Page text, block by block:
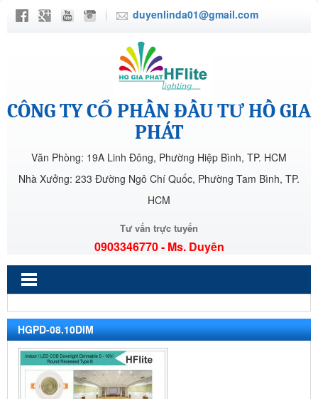
duyenlinda01@gmail.com
CÔNG TY CỔ PHẦN ĐẦU TƯ HỒ GIA
PHÁT
Văn Phòng: 19A Linh Đông, Phường Hiệp Bình, TP. HCM
Nhà Xưởng: 233 Đường Ngô Chí Quốc, Phường Tam Bình, TP.
HCM
Tư vấn trực tuyến
0903346770 - Ms. Duyên
HGPD-08.10DIM